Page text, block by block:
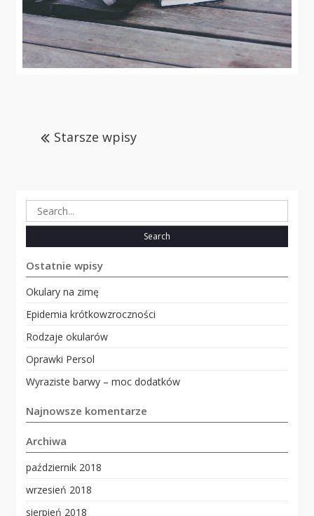
Starsze wpisy
Search
for:
Ostatnie wpisy
Okulary na zimę
Epidemia krótkowzroczności
Rodzaje okularów
Oprawki Persol
Wyraziste barwy – moc dodatków
Najnowsze komentarze
Archiwa
październik 2018
wrzesień 2018
sierpień 2018